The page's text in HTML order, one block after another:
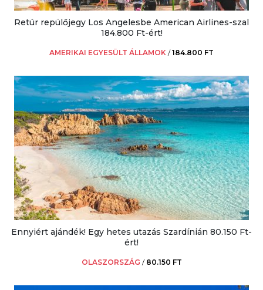
Retúr repülőjegy Los Angelesbe American Airlines-szal
184.800 Ft-ért!
AMERIKAI EGYESÜLT ÁLLAMOK /184.800 FT
Ennyiért ajándék! Egy hetes utazás Szardínián 80.150 Ft-
ért!
OLASZORSZÁG / 80.150 FT